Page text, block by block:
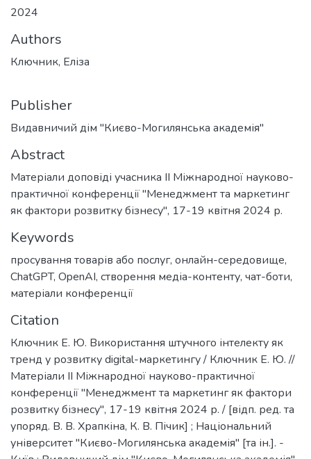
2024
Authors
Ключник, Еліза
Publisher
Видавничий дім "Києво-Могилянська академія"
Abstract
Матеріали доповіді учасника ІІ Міжнародної науково-
практичної конференції "Менеджмент та маркетинг
як фактори розвитку бізнесу", 17-19 квітня 2024 р.
Keywords
просування товарів або послуг, онлайн-середовище,
ChatGPT, OpenAI, створення медіа-контенту, чат-боти,
матеріали конференції
Citation
Ключник Е. Ю. Використання штучного інтелекту як
тренд у розвитку digital-маркетингу / Ключник Е. Ю. //
Матеріали ІІ Міжнародної науково-практичної
конференції "Менеджмент та маркетинг як фактори
розвитку бізнесу", 17-19 квітня 2024 р. / [відп. ред. та
упоряд. В. В. Храпкіна, К. В. Пічик] ; Національний
університет "Києво-Могилянська академія" [та ін.]. -